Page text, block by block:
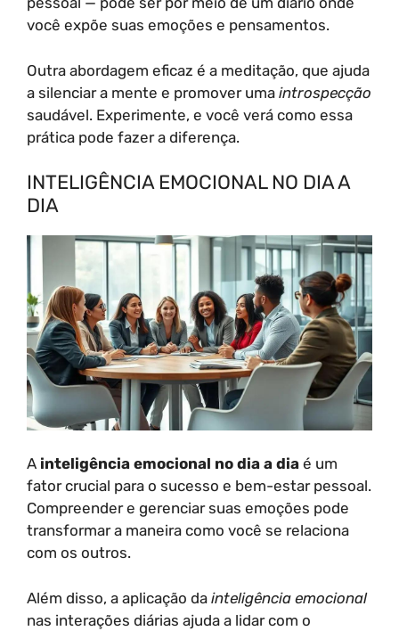
você expõe suas emoções e pensamentos.
Outra abordagem eficaz é a meditação, que ajuda
a silenciar a mente e promover uma introspecção
saudável. Experimente, e você verá como essa
prática pode fazer a diferença.
INTELIGÊNCIA EMOCIONAL NO DIA A
DIA
A inteligência emocional no dia a dia é um
fator crucial para o sucesso e bem-estar pessoal.
Compreender e gerenciar suas emoções pode
transformar a maneira como você se relaciona
com os outros.
Além disso, a aplicação da inteligência emocional
nas interações diárias ajuda a lidar com o